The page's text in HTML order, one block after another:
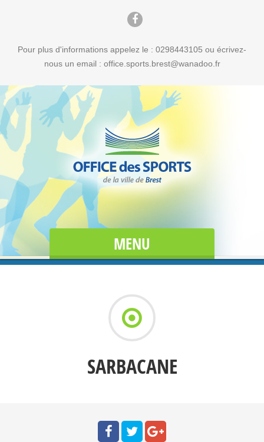
Pour plus d'informations appelez le : 0298443105 ou écrivez-
nous un email : office.sports.brest@wanadoo.fr
MENU
SARBACANE